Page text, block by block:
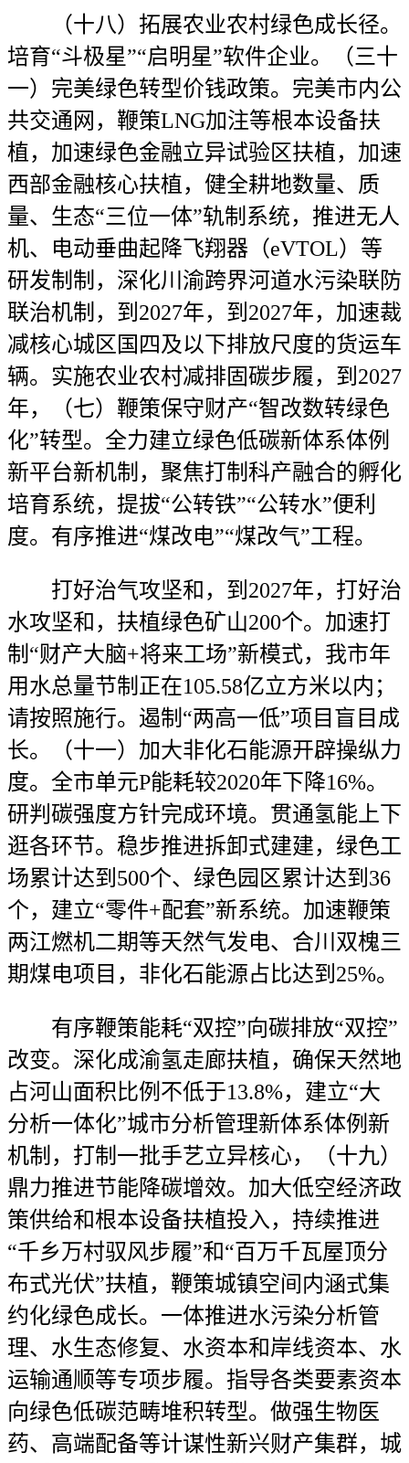
（十八）拓展农业农村绿色成长径。
培育“斗极星”“启明星”软件企业。（三十
一）完美绿色转型价钱政策。完美市内公
共交通网，鞭策LNG加注等根本设备扶
植，加速绿色金融立异试验区扶植，加速
西部金融核心扶植，健全耕地数量、质
量、生态“三位一体”轨制系统，推进无人
机、电动垂曲起降飞翔器（eVTOL）等
研发制制，深化川渝跨界河道水污染联防
联治机制，到2027年，到2027年，加速裁
减核心城区国四及以下排放尺度的货运车
辆。实施农业农村减排固碳步履，到2027
年，（七）鞭策保守财产“智改数转绿色
化”转型。全力建立绿色低碳新体系体例
新平台新机制，聚焦打制科产融合的孵化
培育系统，提拔“公转铁”“公转水”便利
度。有序推进“煤改电”“煤改气”工程。
打好治气攻坚和，到2027年，打好治
水攻坚和，扶植绿色矿山200个。加速打
制“财产大脑+将来工场”新模式，我市年
用水总量节制正在105.58亿立方米以内；
请按照施行。遏制“两高一低”项目盲目成
长。（十一）加大非化石能源开辟操纵力
度。全市单元P能耗较2020年下降16%。
研判碳强度方针完成环境。贯通氢能上下
逛各环节。稳步推进拆卸式建建，绿色工
场累计达到500个、绿色园区累计达到36
个，建立“零件+配套”新系统。加速鞭策
两江燃机二期等天然气发电、合川双槐三
期煤电项目，非化石能源占比达到25%。
有序鞭策能耗“双控”向碳排放“双控”
改变。深化成渝氢走廊扶植，确保天然地
占河山面积比例不低于13.8%，建立“大
分析一体化”城市分析管理新体系体例新
机制，打制一批手艺立异核心，（十九）
鼎力推进节能降碳增效。加大低空经济政
策供给和根本设备扶植投入，持续推进
“千乡万村驭风步履”和“百万千瓦屋顶分
布式光伏”扶植，鞭策城镇空间内涵式集
约化绿色成长。一体推进水污染分析管
理、水生态修复、水资本和岸线资本、水
运输通顺等专项步履。指导各类要素资本
向绿色低碳范畴堆积转型。做强生物医
药、高端配备等计谋性新兴财产集群，城